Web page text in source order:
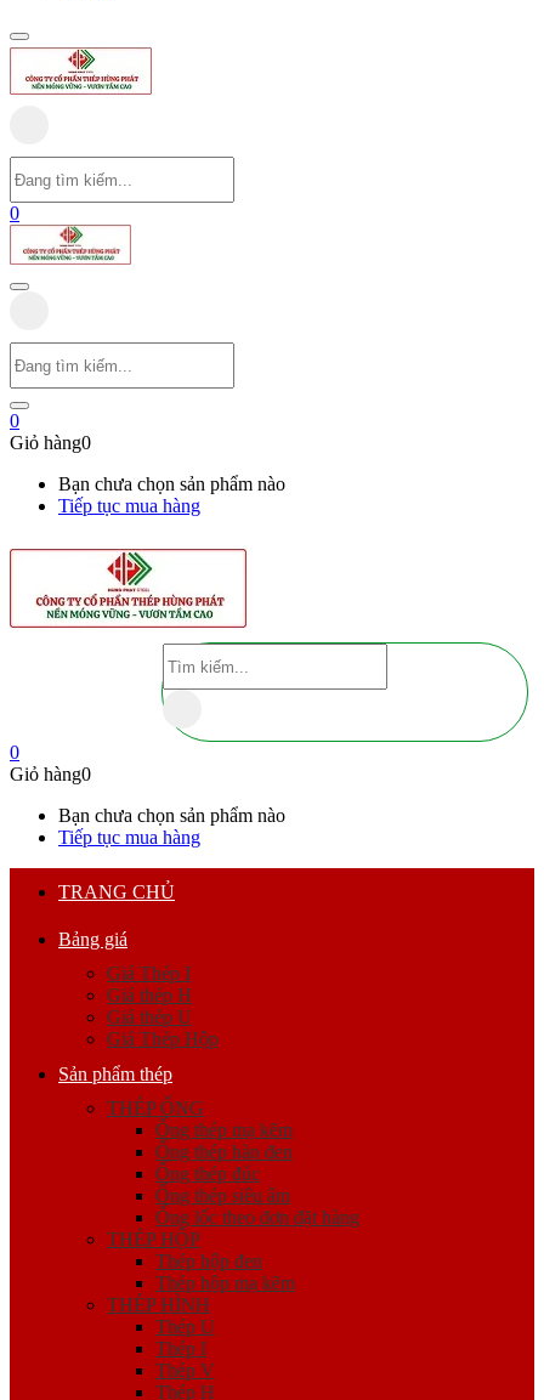
0
0
Giỏ hàng0
Bạn chưa chọn sản phẩm nào
Tiếp tục mua hàng
0
Giỏ hàng0
Bạn chưa chọn sản phẩm nào
Tiếp tục mua hàng
TRANG CHỦ
Bảng giá
Giá Thép I
Giá thép H
Giá thép U
Giá Thép Hộp
Sản phẩm thép
THÉP ỐNG
Ống thép mạ kẽm
Ống thép hàn đen
Ống thép đúc
Ống thép siêu âm
Ống lốc theo đơn đặt hàng
THÉP HỘP
Thép hộp đen
Thép hộp mạ kẽm
THÉP HÌNH
Thép U
Thép I
Thép V
Thép H